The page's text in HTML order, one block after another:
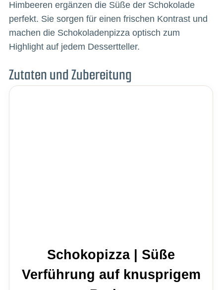
Himbeeren ergänzen die Süße der Schokolade
perfekt. Sie sorgen für einen frischen Kontrast und
machen die Schokoladenpizza optisch zum
Highlight auf jedem Dessertteller.
Zutaten und Zubereitung
Schokopizza | Süße
Verführung auf knusprigem